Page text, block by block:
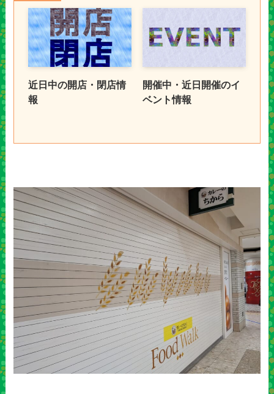
近日中の開店・閉店情
報
開催中・近日開催のイ
ベント情報